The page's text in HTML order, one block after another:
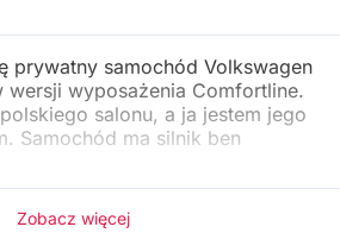
prywatny samochód Volkswagen
wersji wyposażenia Comfortline.
salonu, a ja jestem jego
Samochód ma silnik ben
Zobacz więcej